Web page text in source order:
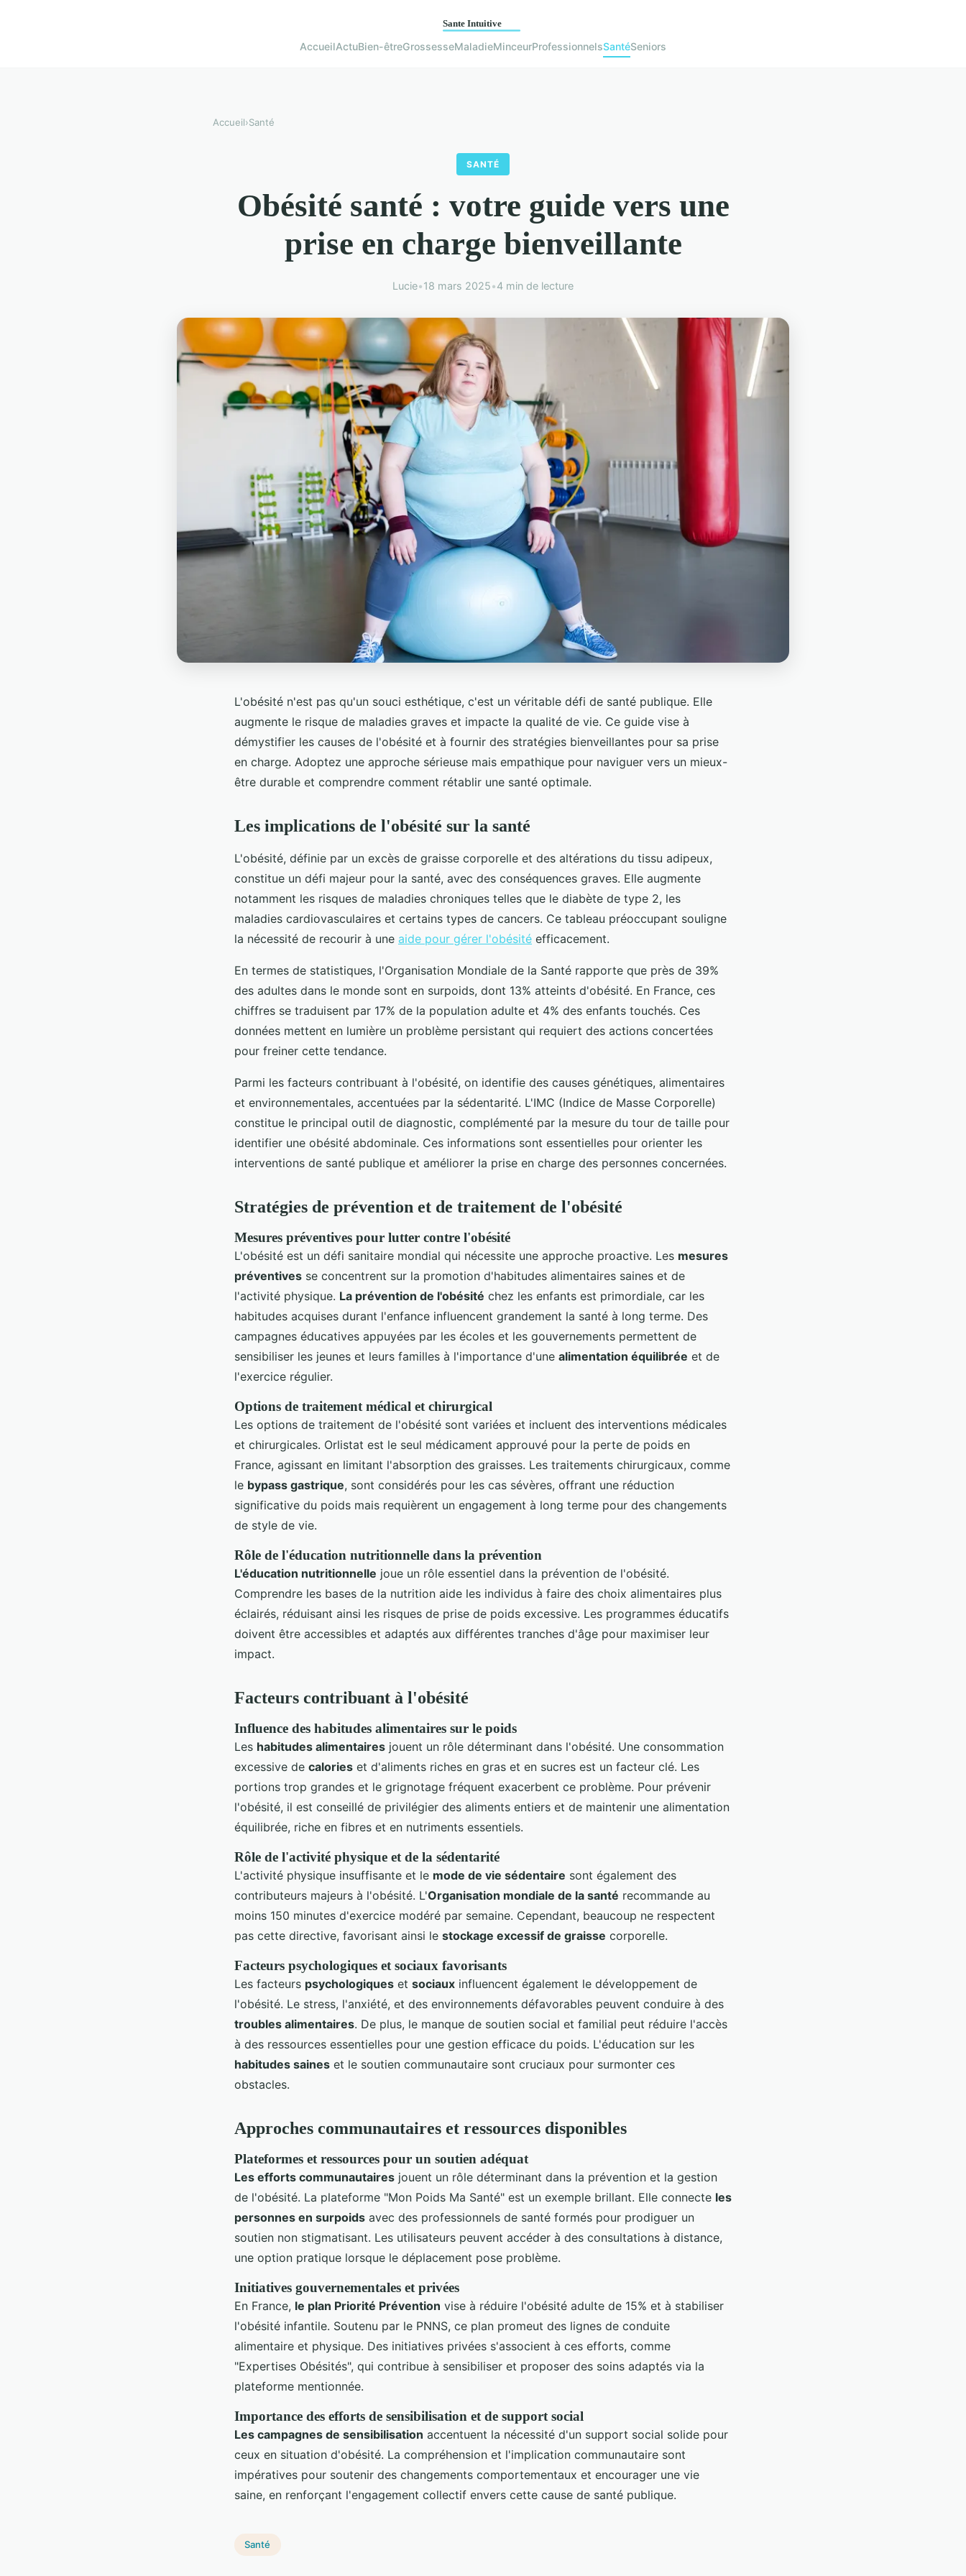
AccueilActuBien-êtreGrossesseMaladieMinceurProfessionnelsSantéSeniors
Accueil›Santé
SANTÉ
Obésité santé : votre guide vers une
prise en charge bienveillante
Lucie•18 mars 2025•4 min de lecture
L'obésité n'est pas qu'un souci esthétique, c'est un véritable défi de santé publique. Elle
augmente le risque de maladies graves et impacte la qualité de vie. Ce guide vise à
démystifier les causes de l'obésité et à fournir des stratégies bienveillantes pour sa prise
en charge. Adoptez une approche sérieuse mais empathique pour naviguer vers un mieux-
être durable et comprendre comment rétablir une santé optimale.
Les implications de l'obésité sur la santé
L'obésité, définie par un excès de graisse corporelle et des altérations du tissu adipeux,
constitue un défi majeur pour la santé, avec des conséquences graves. Elle augmente
notamment les risques de maladies chroniques telles que le diabète de type 2, les
maladies cardiovasculaires et certains types de cancers. Ce tableau préoccupant souligne
la nécessité de recourir à une aide pour gérer l'obésité efficacement.
En termes de statistiques, l'Organisation Mondiale de la Santé rapporte que près de 39%
des adultes dans le monde sont en surpoids, dont 13% atteints d'obésité. En France, ces
chiffres se traduisent par 17% de la population adulte et 4% des enfants touchés. Ces
données mettent en lumière un problème persistant qui requiert des actions concertées
pour freiner cette tendance.
Parmi les facteurs contribuant à l'obésité, on identifie des causes génétiques, alimentaires
et environnementales, accentuées par la sédentarité. L'IMC (Indice de Masse Corporelle)
constitue le principal outil de diagnostic, complémenté par la mesure du tour de taille pour
identifier une obésité abdominale. Ces informations sont essentielles pour orienter les
interventions de santé publique et améliorer la prise en charge des personnes concernées.
Stratégies de prévention et de traitement de l'obésité
Mesures préventives pour lutter contre l'obésité
L'obésité est un défi sanitaire mondial qui nécessite une approche proactive. Les mesures
préventives se concentrent sur la promotion d'habitudes alimentaires saines et de
l'activité physique. La prévention de l'obésité chez les enfants est primordiale, car les
habitudes acquises durant l'enfance influencent grandement la santé à long terme. Des
campagnes éducatives appuyées par les écoles et les gouvernements permettent de
sensibiliser les jeunes et leurs familles à l'importance d'une alimentation équilibrée et de
l'exercice régulier.
Options de traitement médical et chirurgical
Les options de traitement de l'obésité sont variées et incluent des interventions médicales
et chirurgicales. Orlistat est le seul médicament approuvé pour la perte de poids en
France, agissant en limitant l'absorption des graisses. Les traitements chirurgicaux, comme
le bypass gastrique, sont considérés pour les cas sévères, offrant une réduction
significative du poids mais requièrent un engagement à long terme pour des changements
de style de vie.
Rôle de l'éducation nutritionnelle dans la prévention
L'éducation nutritionnelle joue un rôle essentiel dans la prévention de l'obésité.
Comprendre les bases de la nutrition aide les individus à faire des choix alimentaires plus
éclairés, réduisant ainsi les risques de prise de poids excessive. Les programmes éducatifs
doivent être accessibles et adaptés aux différentes tranches d'âge pour maximiser leur
impact.
Facteurs contribuant à l'obésité
Influence des habitudes alimentaires sur le poids
Les habitudes alimentaires jouent un rôle déterminant dans l'obésité. Une consommation
excessive de calories et d'aliments riches en gras et en sucres est un facteur clé. Les
portions trop grandes et le grignotage fréquent exacerbent ce problème. Pour prévenir
l'obésité, il est conseillé de privilégier des aliments entiers et de maintenir une alimentation
équilibrée, riche en fibres et en nutriments essentiels.
Rôle de l'activité physique et de la sédentarité
L'activité physique insuffisante et le mode de vie sédentaire sont également des
contributeurs majeurs à l'obésité. L'Organisation mondiale de la santé recommande au
moins 150 minutes d'exercice modéré par semaine. Cependant, beaucoup ne respectent
pas cette directive, favorisant ainsi le stockage excessif de graisse corporelle.
Facteurs psychologiques et sociaux favorisants
Les facteurs psychologiques et sociaux influencent également le développement de
l'obésité. Le stress, l'anxiété, et des environnements défavorables peuvent conduire à des
troubles alimentaires. De plus, le manque de soutien social et familial peut réduire l'accès
à des ressources essentielles pour une gestion efficace du poids. L'éducation sur les
habitudes saines et le soutien communautaire sont cruciaux pour surmonter ces
obstacles.
Approches communautaires et ressources disponibles
Plateformes et ressources pour un soutien adéquat
Les efforts communautaires jouent un rôle déterminant dans la prévention et la gestion
de l'obésité. La plateforme "Mon Poids Ma Santé" est un exemple brillant. Elle connecte les
personnes en surpoids avec des professionnels de santé formés pour prodiguer un
soutien non stigmatisant. Les utilisateurs peuvent accéder à des consultations à distance,
une option pratique lorsque le déplacement pose problème.
Initiatives gouvernementales et privées
En France, le plan Priorité Prévention vise à réduire l'obésité adulte de 15% et à stabiliser
l'obésité infantile. Soutenu par le PNNS, ce plan promeut des lignes de conduite
alimentaire et physique. Des initiatives privées s'associent à ces efforts, comme
"Expertises Obésités", qui contribue à sensibiliser et proposer des soins adaptés via la
plateforme mentionnée.
Importance des efforts de sensibilisation et de support social
Les campagnes de sensibilisation accentuent la nécessité d'un support social solide pour
ceux en situation d'obésité. La compréhension et l'implication communautaire sont
impératives pour soutenir des changements comportementaux et encourager une vie
saine, en renforçant l'engagement collectif envers cette cause de santé publique.
Santé